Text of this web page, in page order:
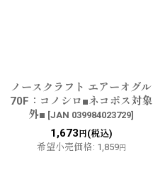
ノースクラフト エアーオグル
70F：コノシロ■ネコポス対象
外■ [JAN 039984023729]
1,673 円(税込)
希望小売価格: 1,859円